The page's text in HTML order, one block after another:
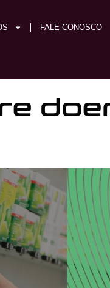
FALE CONOSCO